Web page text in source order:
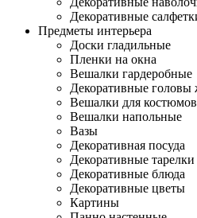
Декоративные
Предметы интерьера
Доски гладильные
Пленки на окна
Вешалки гардеробные
Декоративные
Вешалки для костюмов
Вешалки напольные
Вазы
Декоративная посуда
Декоративные тарелки
Декоративные блюда
Декоративные цветы
Картины